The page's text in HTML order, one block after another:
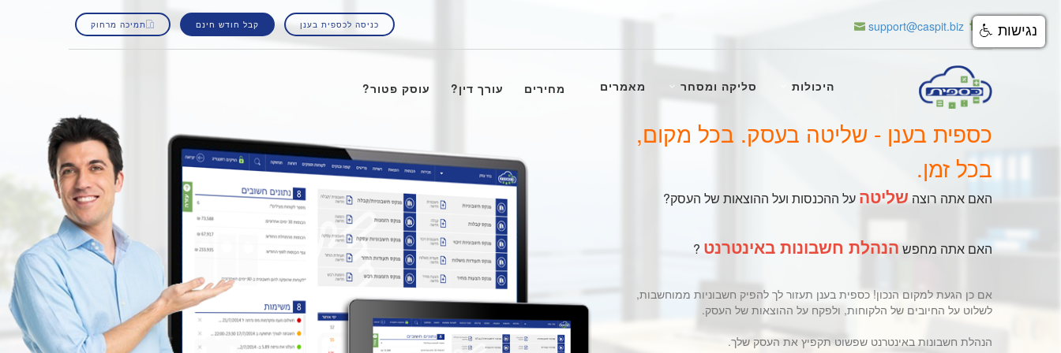
support@caspit.biz כניסה לכספית בענן קבל חודש חינם תמיכה מרחוק
היכולות סליקה ומסחר מאמרים מחירים עורך דין? עוסק פטור?
כספית בענן - שליטה בעסק. בכל מקום,
בכל זמן.
האם אתה רוצה שליטה על ההכנסות ועל ההוצאות של העסק?
האם אתה מחפש הנהלת חשבונות באינטרנט ?
אם כן הגעת למקום הנכון! כספית בענן תעזור לך להפיק חשבוניות ממוחשבות,
לשלוט על החיובים של הלקוחות, ולפקח על ההוצאות של העסק.
הנהלת חשבונות באינטרנט שפשוט תקפיץ את העסק שלך.
נגישות